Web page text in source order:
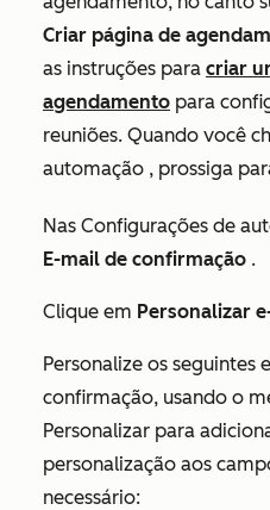
Criar página de
as instruções para criar
agendamento para
reuniões. Quando você
automação , prossiga
Nas Configurações de
E-mail de confirmação .
Clique em Personalizar
Personalize os seguintes
confirmação, usando o
Personalizar para
personalização aos
necessário: